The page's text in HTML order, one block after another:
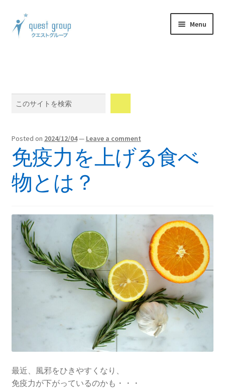
Skip
to
Skip
to
Menu
ウェブショップ
menu
会社情報
Expand
Blog
Posted on 2024/12/04— Leave a comment
免疫力を上げる食べ
物とは？
最近、風邪をひきやすくなり、
免疫力が下がっているのかも・・・